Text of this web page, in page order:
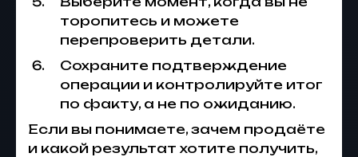
торопитесь и можете
перепроверить детали.
Сохраните подтверждение
операции и контролируйте итог
по факту, а не по ожиданию.
Если вы понимаете, зачем продаёте
и какой результат хотите получить,